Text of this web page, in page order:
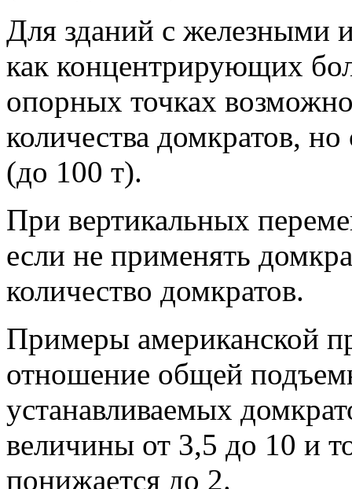
Для зданий с железными
как концентрирующих
опорных точках
количества домкратов,
(до 100 т).
При вертикальных
если не применять
количество домкратов.
Примеры американской
отношение общей
устанавливаемых
величины от 3,5 до 10 и
понижается до 2.